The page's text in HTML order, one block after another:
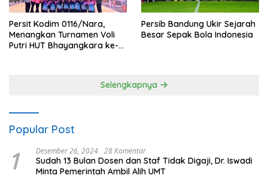
Persit Kodim 0116/Nara,
Menangkan Turnamen Voli
Putri HUT Bhayangkara ke-
Persib Bandung Ukir Sejarah
Besar Sepak Bola Indonesia
Selengkapnya
Popular Post
1 Desember 26, 2024 28 Komentar
Sudah 13 Bulan Dosen dan Staf Tidak Digaji, Dr. Iswadi
Minta Pemerintah Ambil Alih UMT